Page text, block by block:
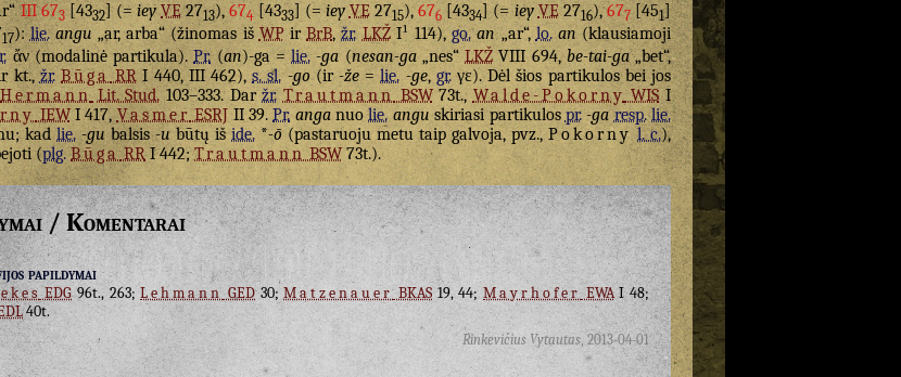
III 673[4332] (=iey VE2713),674[4333] (=iey VE2715),676[4334] (=iey VE2716),677[451]
17):lie. angu „ar, arba“ (žinomas išWPirBrB,žr. LKŽI¹ 114),go. an„ar“,lo. an(klausiamoji
ἄν(modalinė partikula).Pr.(an)-ga =lie. -ga(nesan-ga„nes“ LKŽVIII 694,be-tai-ga„bet“,
kt.,žr. Būga RRI 440, III 462),s. sl. -go(ir-že=lie. -ge,gr. γε). Dėl šios partikulos bei jos
HermannLit. Stud.103–333. Daržr. Trautmann BSW73t.,Walde-PokornyWISI
IEWI 417,VasmerESRJII 39.Pr. anganuolie. anguskiriasi partikulospr. -ga resp. lie.
kadlie. -gubalsis-ubūtų išide. *-ō(pastaruoju metu taip galvoja, pvz.,Pokorny l. c.),
(plg. BūgaRRI 442;Trautmann BSW73t.).
/ Komentarai
papildymai
EDG96t., 263;LehmannGED30;Matzenauer BKAS19, 44;MayrhoferEWAI 48;
40t.
Rinkevičius Vytautas, 2013-04-01